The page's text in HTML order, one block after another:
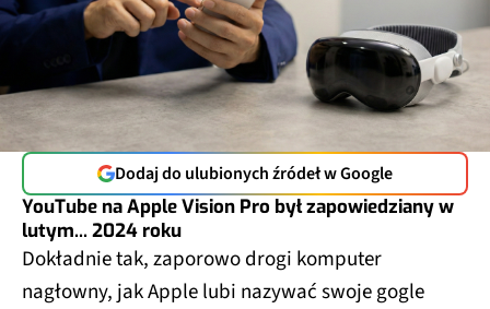
Dodaj do ulubionych źródeł w Google
YouTube na Apple Vision Pro był zapowiedziany w
lutym... 2024 roku
Dokładnie tak, zaporowo drogi komputer
nagłowny, jak Apple lubi nazywać swoje gogle